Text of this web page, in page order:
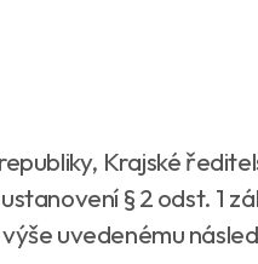
Krajské
§ 2 odst. 1
uvedenému